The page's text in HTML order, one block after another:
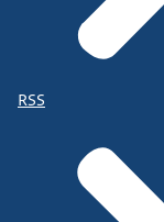
RSS